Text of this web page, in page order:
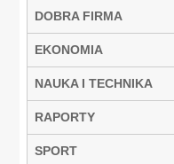
DOBRA FIRMA
EKONOMIA
NAUKA I TECHNIKA
RAPORTY
SPORT